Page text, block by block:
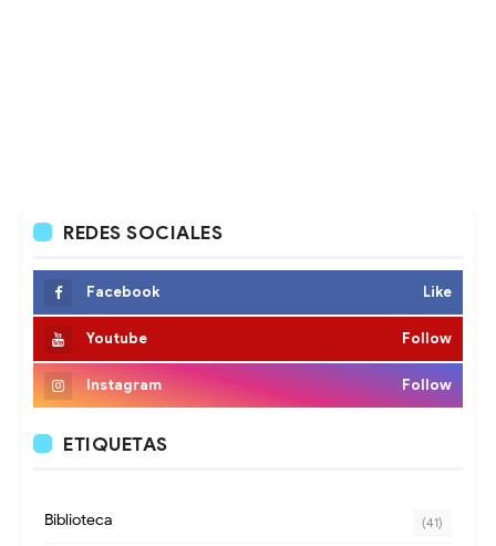
REDES SOCIALES
Facebook Like
Youtube Follow
Instagram Follow
ETIQUETAS
Biblioteca (41)